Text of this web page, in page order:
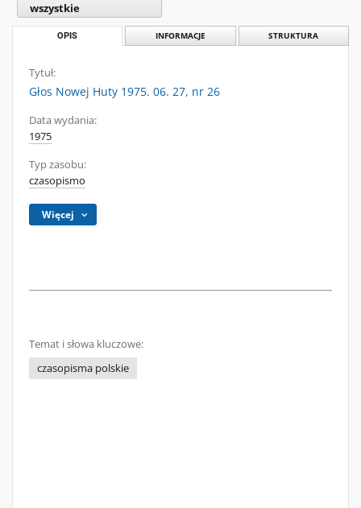
wszystkie
OPIS INFORMACJE STRUKTURA
Tytuł:
Głos Nowej Huty 1975. 06. 27, nr 26
Data wydania:
1975
Typ zasobu:
czasopismo
Więcej
Temat i słowa kluczowe:
czasopisma polskie